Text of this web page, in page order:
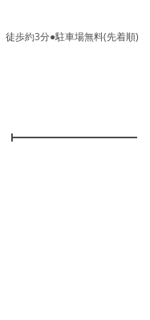
徒歩約3分●駐車場無料(先着順)